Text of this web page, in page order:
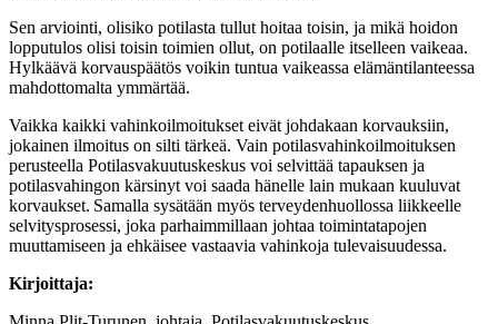
Sen arviointi, olisiko potilasta tullut hoitaa toisin, ja mikä hoidon
lopputulos olisi toisin toimien ollut, on potilaalle itselleen vaikeaa.
Hylkäävä korvauspäätös voikin tuntua vaikeassa elämäntilanteessa
mahdottomalta ymmärtää.
Vaikka kaikki vahinkoilmoitukset eivät johdakaan korvauksiin,
jokainen ilmoitus on silti tärkeä. Vain potilasvahinkoilmoituksen
perusteella Potilasvakuutuskeskus voi selvittää tapauksen ja
potilasvahingon kärsinyt voi saada hänelle lain mukaan kuuluvat
korvaukset. Samalla sysätään myös terveydenhuollossa liikkeelle
selvitysprosessi, joka parhaimmillaan johtaa toimintatapojen
muuttamiseen ja ehkäisee vastaavia vahinkoja tulevaisuudessa.
Kirjoittaja: